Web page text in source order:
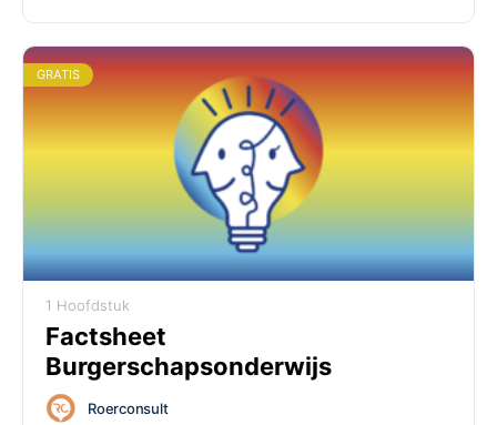
GRATIS
1 Hoofdstuk
Factsheet
Burgerschapsonderwijs
Roerconsult